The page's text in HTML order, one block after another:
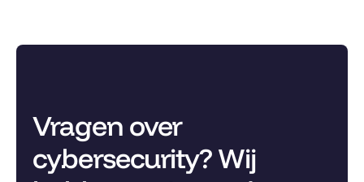
Vragen over
cybersecurity? Wij